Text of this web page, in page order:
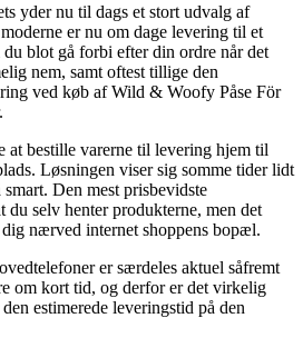
yder nu til dags et stort udvalg af
er nu om dage levering til et
du blot gå forbi efter din ordre når det
nem, samt oftest tillige den
ved køb af Wild & Woofy Påse För
at bestille varerne til levering hjem til
Løsningen viser sig somme tider lidt
Den mest prisbevidste
du selv henter produkterne, men det
nærved internet shoppens bopæl.
er særdeles aktuel såfremt
om kort tid, og derfor er det virkelig
estimerede leveringstid på den